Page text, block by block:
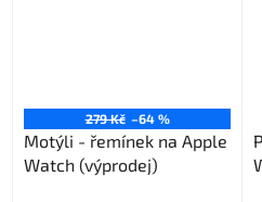
279 Kč –64 %
Motýli - řemínek na Apple
Watch (výprodej)